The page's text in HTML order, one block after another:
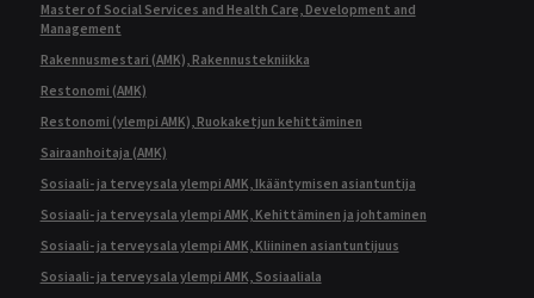
Master of Social Services and Health Care, Development and
Management
Rakennusmestari (AMK), Rakennustekniikka
Restonomi (AMK)
Restonomi (ylempi AMK), Ruokaketjun kehittäminen
Sairaanhoitaja (AMK)
Sosiaali- ja terveysala ylempi AMK, Ikääntymisen asiantuntija
Sosiaali- ja terveysala ylempi AMK, Kehittäminen ja johtaminen
Sosiaali- ja terveysala ylempi AMK, Kliininen asiantuntijuus
Sosiaali- ja terveysala ylempi AMK, Sosiaaliala